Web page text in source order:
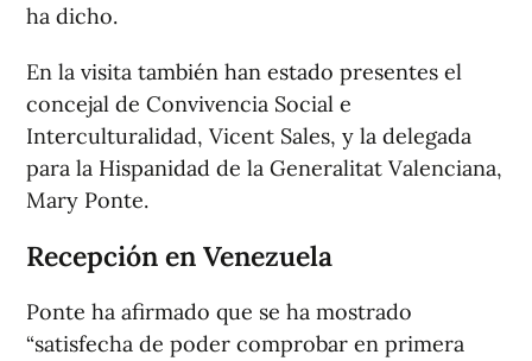
ha dicho.
En la visita también han estado presentes el
concejal de Convivencia Social e
Interculturalidad, Vicent Sales, y la delegada
para la Hispanidad de la Generalitat Valenciana,
Mary Ponte.
Recepción en Venezuela
Ponte ha afirmado que se ha mostrado
“satisfecha de poder comprobar en primera